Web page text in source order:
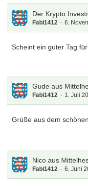
Der Krypto
Fabi1412 6.
Scheint ein guter Tag
Gude aus
Fabi1412 1. Juli
Grüße aus dem
Nico aus
Fabi1412 6. Juni